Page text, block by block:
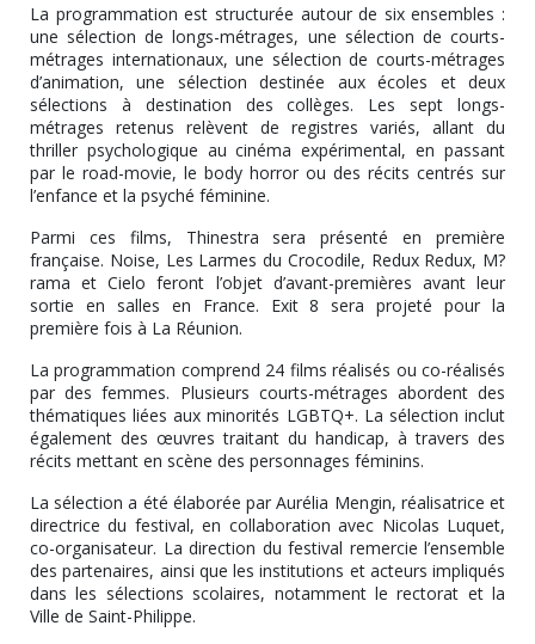
La programmation est structurée autour de six ensembles :
une sélection de longs-métrages, une sélection de courts-
métrages internationaux, une sélection de courts-métrages
d’animation, une sélection destinée aux écoles et deux
sélections à destination des collèges. Les sept longs-
métrages retenus relèvent de registres variés, allant du
thriller psychologique au cinéma expérimental, en passant
par le road-movie, le body horror ou des récits centrés sur
l’enfance et la psyché féminine.
Parmi ces films, Thinestra sera présenté en première
française. Noise, Les Larmes du Crocodile, Redux Redux, M?
rama et Cielo feront l’objet d’avant-premières avant leur
sortie en salles en France. Exit 8 sera projeté pour la
première fois à La Réunion.
La programmation comprend 24 films réalisés ou co-réalisés
par des femmes. Plusieurs courts-métrages abordent des
thématiques liées aux minorités LGBTQ+. La sélection inclut
également des œuvres traitant du handicap, à travers des
récits mettant en scène des personnages féminins.
La sélection a été élaborée par Aurélia Mengin, réalisatrice et
directrice du festival, en collaboration avec Nicolas Luquet,
co-organisateur. La direction du festival remercie l’ensemble
des partenaires, ainsi que les institutions et acteurs impliqués
dans les sélections scolaires, notamment le rectorat et la
Ville de Saint-Philippe.